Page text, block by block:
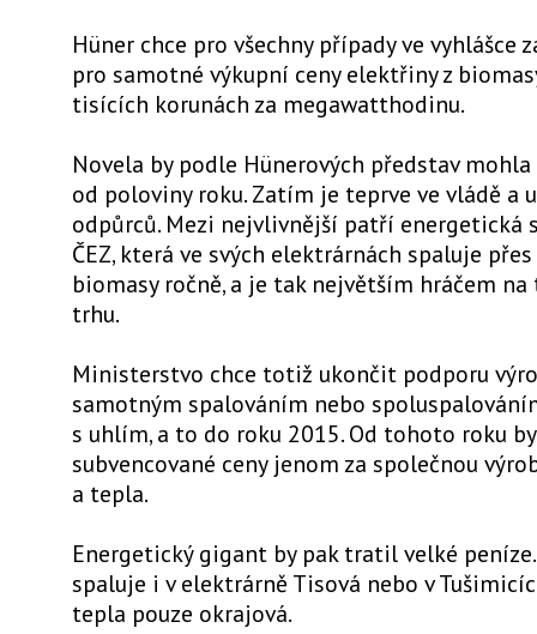
Hüner chce pro všechny případy ve vyhlášce
pro samotné výkupní ceny elektřiny z
tisících korunách za megawatthodinu.
Novela by podle Hünerových představ
od poloviny roku. Zatím je teprve ve vládě a
odpůrců. Mezi nejvlivnější patří energetická
ČEZ, která ve svých elektrárnách spaluje
biomasy ročně, a je tak největším hráčem
trhu.
Ministerstvo chce totiž ukončit podporu
samotným spalováním nebo
s uhlím, a to do roku 2015. Od tohoto roku
subvencované ceny jenom za společnou
a tepla.
Energetický gigant by pak tratil velké
spaluje i v elektrárně Tisová nebo v
tepla pouze okrajová.